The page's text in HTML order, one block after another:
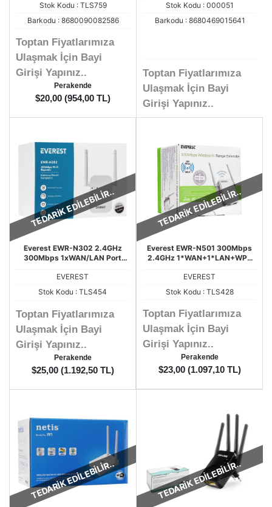
Stok Kodu : TLS759
Barkodu : 8680090082586
Toptan Fiyatlarımıza
Ulaşmak İçin Bayi
Girişi Yapınız..
Perakende
$20,00 (954,00 TL)
Stok Kodu : 000051
Barkodu : 8680469015641
Toptan Fiyatlarımıza
Ulaşmak İçin Bayi
Girişi Yapınız..
TEDARİK EDİLEBİLİR..
Everest EWR-N302 2.4GHz
300Mbps 1xWAN/LAN Port
Kablosuz Menzil Genişletici
EVEREST
Stok Kodu : TLS454
Toptan Fiyatlarımıza
Ulaşmak İçin Bayi
Girişi Yapınız..
Perakende
$25,00 (1.192,50 TL)
TEDARİK EDİLEBİLİR..
Everest EWR-N501 300Mbps
2.4GHz 1*WAN+1*LAN+WPS
Range Extender
EVEREST
Stok Kodu : TLS428
Toptan Fiyatlarımıza
Ulaşmak İçin Bayi
Girişi Yapınız..
Perakende
$23,00 (1.097,10 TL)
TEDARİK EDİLEBİLİR.. TEDARİK EDİLEBİLİR..